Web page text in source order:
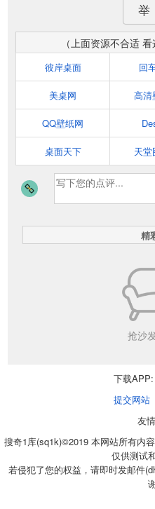
（上面资源不合适
彼岸桌面 回
美桌网 高清
QQ壁纸网
桌面天下 天堂
精
抢沙
下载APP:
提交网站
友
搜奇1库(sq1k)©2019 本网站所有内
仅供测试
若侵犯了您的权益，请即时发邮件